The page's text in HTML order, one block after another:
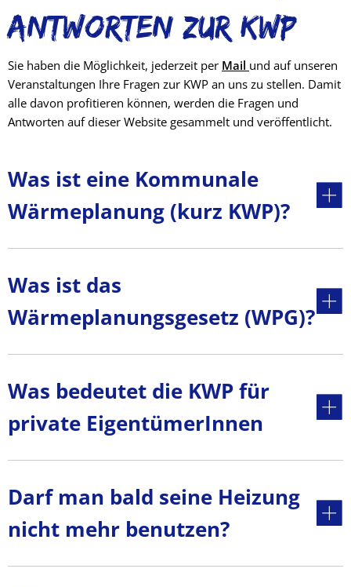
Antworten zur KWP
Sie haben die Möglichkeit, jederzeit per Mail und auf unseren
Veranstaltungen Ihre Fragen zur KWP an uns zu stellen. Damit
alle davon profitieren können, werden die Fragen und
Antworten auf dieser Website gesammelt und veröffentlicht.
Was ist eine Kommunale
Wärmeplanung (kurz KWP)?
Was ist das
Wärmeplanungsgesetz (WPG)?
Was bedeutet die KWP für
private EigentümerInnen
Darf man bald seine Heizung
nicht mehr benutzen?